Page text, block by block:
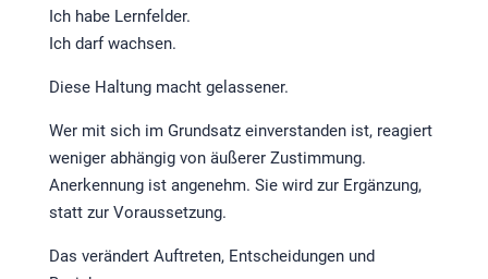
Ich habe Lernfelder.
Ich darf wachsen.
Diese Haltung macht gelassener.
Wer mit sich im Grundsatz einverstanden ist, reagiert
weniger abhängig von äußerer Zustimmung.
Anerkennung ist angenehm. Sie wird zur Ergänzung,
statt zur Voraussetzung.
Das verändert Auftreten, Entscheidungen und